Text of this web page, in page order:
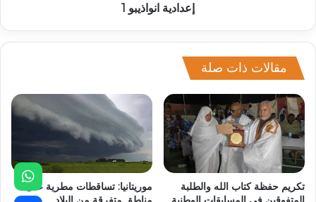
إعدادية انواذيبو 1
مقالات ذات صلة
تكريم حفظة كتاب الله والطلبة
موريتانيا: تساقطات مطرية على